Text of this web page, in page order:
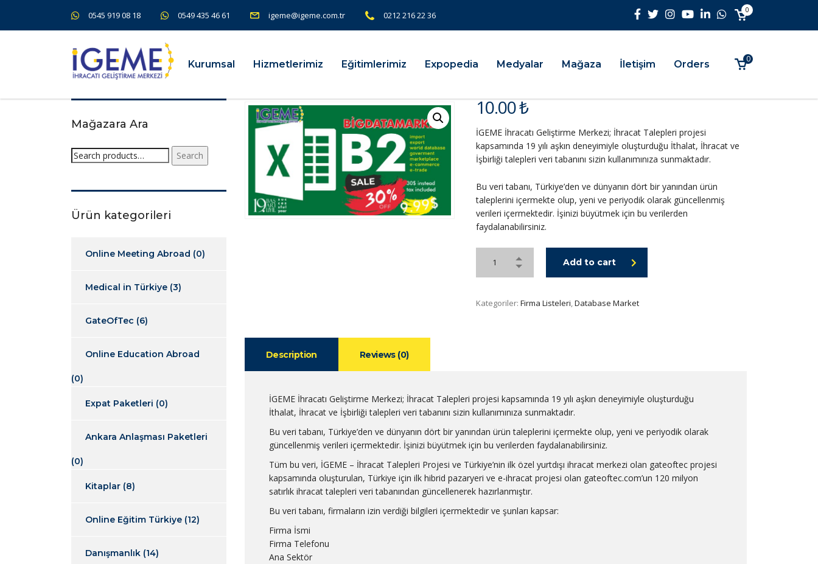
0545 919 08 18 0549 435 46 61 igeme@igeme.com.tr 0212 216 22 36 0
Kurumsal Hizmetlerimiz Eğitimlerimiz Expopedia Medyalar Mağaza İletişim Orders 0
10.00₺
İGEME İhracatı Geliştirme Merkezi; İhracat Talepleri projesi
kapsamında 19 yılı aşkın deneyimiyle oluşturduğu İthalat, İhracat ve
İşbirliği talepleri veri tabanını sizin kullanımınıza sunmaktadır.
Bu veri tabanı, Türkiye’den ve dünyanın dört bir yanından ürün
taleplerini içermekte olup, yeni ve periyodik olarak güncellenmiş
verileri içermektedir. İşinizi büyütmek için bu verilerden
faydalanabilirsiniz.
Add to cart
Kategoriler: Firma Listeleri,Database Market
Description Reviews (0)
İGEME İhracatı Geliştirme Merkezi; İhracat Talepleri projesi kapsamında 19 yılı aşkın deneyimiyle oluşturduğu
İthalat, İhracat ve İşbirliği talepleri veri tabanını sizin kullanımınıza sunmaktadır.
Bu veri tabanı, Türkiye’den ve dünyanın dört bir yanından ürün taleplerini içermekte olup, yeni ve periyodik olarak
güncellenmiş verileri içermektedir. İşinizi büyütmek için bu verilerden faydalanabilirsiniz.
Tüm bu veri, İGEME – İhracat Talepleri Projesi ve Türkiye’nin ilk özel yurtdışı ihracat merkezi olan gateoftec projesi
kapsamında oluşturulan, Türkiye için ilk hibrid pazaryeri ve e-ihracat projesi olan gateoftec.com’un 120 milyon
satırlık ihracat talepleri veri tabanından güncellenerek hazırlanmıştır.
Bu veri tabanı, firmaların izin verdiği bilgileri içermektedir ve şunları kapsar:
Firma İsmi
Firma Telefonu
Ana Sektör
Mağazara Ara
Search
Ürün kategorileri
Online Meeting Abroad (0)
Medical in Türkiye (3)
GateOfTec (6)
Online Education Abroad
(0)
Expat Paketleri (0)
Ankara Anlaşması Paketleri
(0)
Kitaplar (8)
Online Eğitim Türkiye (12)
Danışmanlık (14)